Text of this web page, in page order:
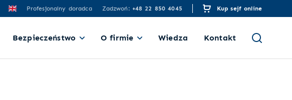
Profesjonalny doradca Zadzwoń: +48 22 850 4045 Kup sejf online
Bezpieczeństwo O firmie Wiedza Kontakt